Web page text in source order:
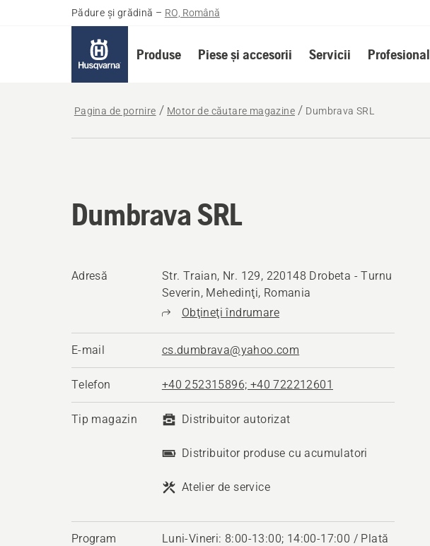
Pădure și grădină – RO, Română
Produse Piese și accesorii Servicii Profesional
Pagina de pornire Motor de căutare magazine Dumbrava SRL
Dumbrava SRL
Adresă
Str. Traian, Nr. 129, 220148 Drobeta - Turnu
Severin, Mehedinţi, Romania
Obţineţi îndrumare
E-mail cs.dumbrava@yahoo.com
Telefon +40 252315896; +40 722212601
Tip magazin Distribuitor autorizat
Distribuitor produse cu acumulatori
Atelier de service
Program
Luni-Vineri: 8:00-13:00; 14:00-17:00 / Plată